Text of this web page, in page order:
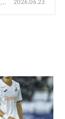
2026.06.23